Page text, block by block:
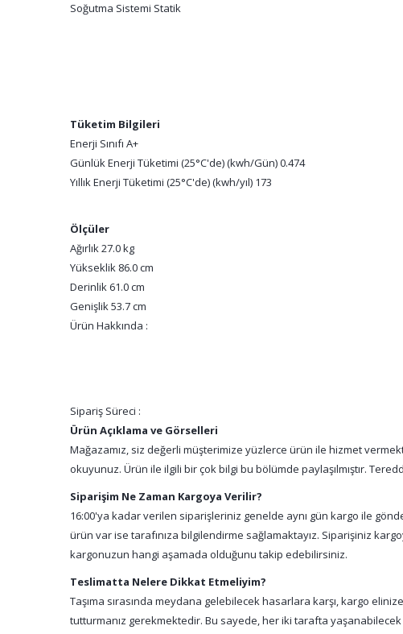
Soğutma Sistemi Statik
Tüketim Bilgileri
Enerji Sınıfı A+
Günlük Enerji Tüketimi (25°C'de) (kwh/Gün) 0.474
Yıllık Enerji Tüketimi (25°C'de) (kwh/yıl) 173
Ölçüler
Ağırlık 27.0 kg
Yükseklik 86.0 cm
Derinlik 61.0 cm
Genişlik 53.7 cm
Ürün Hakkında :
Sipariş Süreci :
Ürün Açıklama ve Görselleri
Mağazamız, siz değerli müşterimize yüzlerce ürün ile hizmet
okuyunuz. Ürün ile ilgili bir çok bilgi bu bölümde paylaşılmıştır.
Siparişim Ne Zaman Kargoya Verilir?
16:00'ya kadar verilen siparişleriniz genelde aynı gün kargo ile
ürün var ise tarafınıza bilgilendirme sağlamaktayız. Siparişiniz
kargonuzun hangi aşamada olduğunu takip edebilirsiniz.
Teslimatta Nelere Dikkat Etmeliyim?
Taşıma sırasında meydana gelebilecek hasarlara karşı, kargo
tutturmanız gerekmektedir. Bu sayede, her iki tarafta